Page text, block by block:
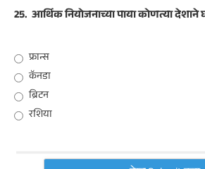
25. आर्थिक नियोजनाच्या पाया कोणत्या देशाने
फ्रान्स
कॅनडा
ब्रिटन
रशिया